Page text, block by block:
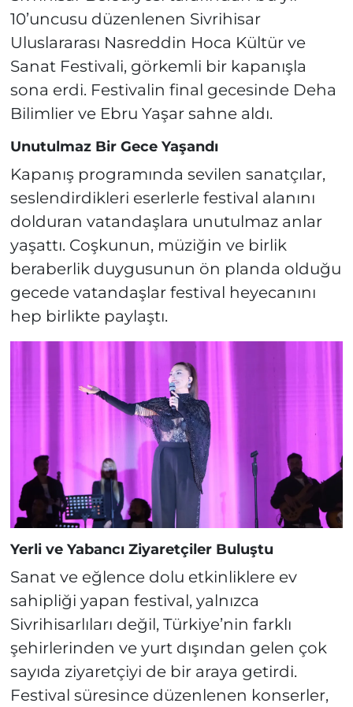
10’uncusu düzenlenen Sivrihisar
Uluslararası Nasreddin Hoca Kültür ve
Sanat Festivali, görkemli bir kapanışla
sona erdi. Festivalin final gecesinde Deha
Bilimlier ve Ebru Yaşar sahne aldı.
Unutulmaz Bir Gece Yaşandı
Kapanış programında sevilen sanatçılar,
seslendirdikleri eserlerle festival alanını
dolduran vatandaşlara unutulmaz anlar
yaşattı. Coşkunun, müziğin ve birlik
beraberlik duygusunun ön planda olduğu
gecede vatandaşlar festival heyecanını
hep birlikte paylaştı.
Yerli ve Yabancı Ziyaretçiler Buluştu
Sanat ve eğlence dolu etkinliklere ev
sahipliği yapan festival, yalnızca
Sivrihisarlıları değil, Türkiye’nin farklı
şehirlerinden ve yurt dışından gelen çok
sayıda ziyaretçiyi de bir araya getirdi.
Festival süresince düzenlenen konserler,